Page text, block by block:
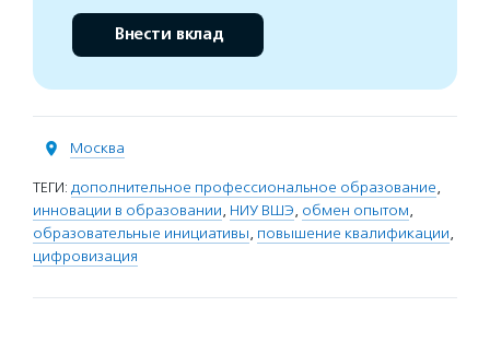
Внести вклад
Москва
ТЕГИ: дополнительное профессиональное образование,
инновации в образовании, НИУ ВШЭ, обмен опытом,
образовательные инициативы, повышение квалификации,
цифровизация